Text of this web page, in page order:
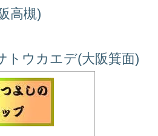
高槻)
トウカエデ(大阪箕面)